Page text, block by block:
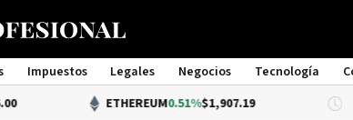
Impuestos Legales Negocios Tecnología
ETHEREUM0.51%$1,907.19